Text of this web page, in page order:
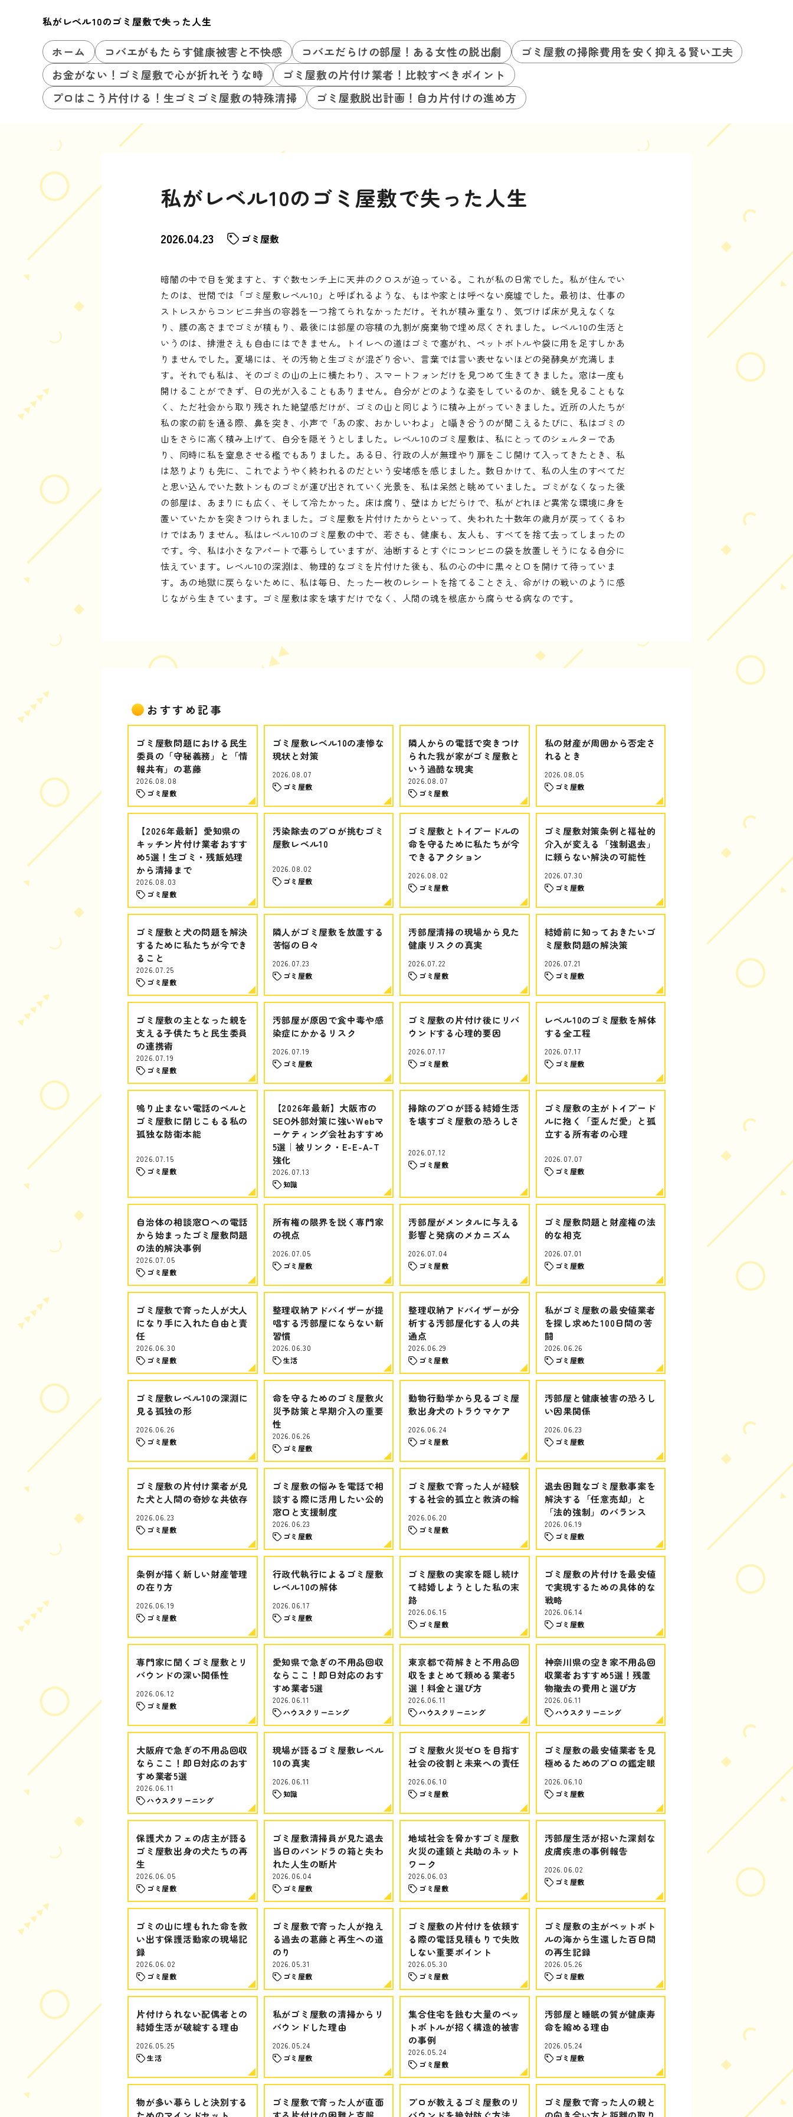
私がレベル10のゴミ屋敷で失った人生
ホーム コバエがもたらす健康被害と不快感 コバエだらけの部屋！ある女性の脱出劇
ゴミ屋敷の掃除費用を安く抑える賢い工夫
お金がない！ゴミ屋敷で心が折れそうな時
ゴミ屋敷の片付け業者！比較すべきポイント
プロはこう片付ける！生ゴミゴミ屋敷の特殊清掃
ゴミ屋敷脱出計画！自力片付けの進め方
私がレベル10のゴミ屋敷で失った人生
2026.04.23 ゴミ屋敷
暗闇の中で目を覚ますと、すぐ数センチ上に天井のクロスが迫っている。これが私の日常でした。私が住んでい
たのは、世間では「ゴミ屋敷レベル10」と呼ばれるような、もはや家とは呼べない廃墟でした。最初は、仕事の
ストレスからコンビニ弁当の容器を一つ捨てられなかっただけ。それが積み重なり、気づけば床が見えなくな
り、腰の高さまでゴミが積もり、最後には部屋の容積の九割が廃棄物で埋め尽くされました。レベル10の生活と
いうのは、排泄さえも自由にはできません。トイレへの道はゴミで塞がれ、ペットボトルや袋に用を足すしかあ
りませんでした。夏場には、その汚物と生ゴミが混ざり合い、言葉では言い表せないほどの発酵臭が充満しま
す。それでも私は、そのゴミの山の上に横たわり、スマートフォンだけを見つめて生きてきました。窓は一度も
開けることができず、日の光が入ることもありません。自分がどのような姿をしているのか、鏡を見ることもな
く、ただ社会から取り残された絶望感だけが、ゴミの山と同じように積み上がっていきました。近所の人たちが
私の家の前を通る際、鼻を突き、小声で「あの家、おかしいわよ」と囁き合うのが聞こえるたびに、私はゴミの
山をさらに高く積み上げて、自分を隠そうとしました。レベル10のゴミ屋敷は、私にとってのシェルターであ
り、同時に私を窒息させる檻でもありました。ある日、行政の人が無理やり扉をこじ開けて入ってきたとき、私
は怒りよりも先に、これでようやく終われるのだという安堵感を感じました。数日かけて、私の人生のすべてだ
と思い込んでいた数トンものゴミが運び出されていく光景を、私は呆然と眺めていました。ゴミがなくなった後
の部屋は、あまりにも広く、そして冷たかった。床は腐り、壁はカビだらけで、私がどれほど異常な環境に身を
置いていたかを突きつけられました。ゴミ屋敷を片付けたからといって、失われた十数年の歳月が戻ってくるわ
けではありません。私はレベル10のゴミ屋敷の中で、若さも、健康も、友人も、すべてを捨て去ってしまったの
です。今、私は小さなアパートで暮らしていますが、油断するとすぐにコンビニの袋を放置しそうになる自分に
怯えています。レベル10の深淵は、物理的なゴミを片付けた後も、私の心の中に黒々と口を開けて待っていま
す。あの地獄に戻らないために、私は毎日、たった一枚のレシートを捨てることさえ、命がけの戦いのように感
じながら生きています。ゴミ屋敷は家を壊すだけでなく、人間の魂を根底から腐らせる病なのです。
おすすめ記事
ゴミ屋敷問題における民生
委員の「守秘義務」と「情
報共有」の葛藤
2026.08.08
ゴミ屋敷
ゴミ屋敷レベル10の凄惨な
現状と対策
2026.08.07
ゴミ屋敷
隣人からの電話で突きつけ
られた我が家がゴミ屋敷と
いう過酷な現実
2026.08.07
ゴミ屋敷
私の財産が周囲から否定さ
れるとき
2026.08.05
ゴミ屋敷
【2026年最新】愛知県の
キッチン片付け業者おすす
め5選！生ゴミ・残飯処理
から清掃まで
2026.08.03
ゴミ屋敷
汚染除去のプロが挑むゴミ
屋敷レベル10
2026.08.02
ゴミ屋敷
ゴミ屋敷とトイプードルの
命を守るために私たちが今
できるアクション
2026.08.02
ゴミ屋敷
ゴミ屋敷対策条例と福祉的
介入が変える「強制退去」
に頼らない解決の可能性
2026.07.30
ゴミ屋敷
ゴミ屋敷と犬の問題を解決
するために私たちが今でき
ること
2026.07.25
ゴミ屋敷
隣人がゴミ屋敷を放置する
苦悩の日々
2026.07.23
ゴミ屋敷
汚部屋清掃の現場から見た
健康リスクの真実
2026.07.22
ゴミ屋敷
結婚前に知っておきたいゴ
ミ屋敷問題の解決策
2026.07.21
ゴミ屋敷
ゴミ屋敷の主となった親を
支える子供たちと民生委員
の連携術
2026.07.19
ゴミ屋敷
汚部屋が原因で食中毒や感
染症にかかるリスク
2026.07.19
ゴミ屋敷
ゴミ屋敷の片付け後にリバ
ウンドする心理的要因
2026.07.17
ゴミ屋敷
レベル10のゴミ屋敷を解体
する全工程
2026.07.17
ゴミ屋敷
鳴り止まない電話のベルと
ゴミ屋敷に閉じこもる私の
孤独な防衛本能
2026.07.15
ゴミ屋敷
【2026年最新】大阪市の
SEO外部対策に強いWebマ
ーケティング会社おすすめ
5選｜被リンク・E-E-A-T
強化
2026.07.13
知識
掃除のプロが語る結婚生活
を壊すゴミ屋敷の恐ろしさ
2026.07.12
ゴミ屋敷
ゴミ屋敷の主がトイプード
ルに抱く「歪んだ愛」と孤
立する所有者の心理
2026.07.07
ゴミ屋敷
自治体の相談窓口への電話
から始まったゴミ屋敷問題
の法的解決事例
2026.07.05
ゴミ屋敷
所有権の限界を説く専門家
の視点
2026.07.05
ゴミ屋敷
汚部屋がメンタルに与える
影響と発病のメカニズム
2026.07.04
ゴミ屋敷
ゴミ屋敷問題と財産権の法
的な相克
2026.07.01
ゴミ屋敷
ゴミ屋敷で育った人が大人
になり手に入れた自由と責
任
2026.06.30
ゴミ屋敷
整理収納アドバイザーが提
唱する汚部屋にならない新
習慣
2026.06.30
生活
整理収納アドバイザーが分
析する汚部屋化する人の共
通点
2026.06.29
ゴミ屋敷
私がゴミ屋敷の最安値業者
を探し求めた100日間の苦
闘
2026.06.26
ゴミ屋敷
ゴミ屋敷レベル10の深淵に
見る孤独の形
2026.06.26
ゴミ屋敷
命を守るためのゴミ屋敷火
災予防策と早期介入の重要
性
2026.06.26
ゴミ屋敷
動物行動学から見るゴミ屋
敷出身犬のトラウマケア
2026.06.24
ゴミ屋敷
汚部屋と健康被害の恐ろし
い因果関係
2026.06.23
ゴミ屋敷
ゴミ屋敷の片付け業者が見
た犬と人間の奇妙な共依存
2026.06.23
ゴミ屋敷
ゴミ屋敷の悩みを電話で相
談する際に活用したい公的
窓口と支援制度
2026.06.23
ゴミ屋敷
ゴミ屋敷で育った人が経験
する社会的孤立と救済の輪
2026.06.20
ゴミ屋敷
退去困難なゴミ屋敷事案を
解決する「任意売却」と
「法的強制」のバランス
2026.06.19
ゴミ屋敷
条例が描く新しい財産管理
の在り方
2026.06.19
ゴミ屋敷
行政代執行によるゴミ屋敷
レベル10の解体
2026.06.17
ゴミ屋敷
ゴミ屋敷の実家を隠し続け
て結婚しようとした私の末
路
2026.06.15
ゴミ屋敷
ゴミ屋敷の片付けを最安値
で実現するための具体的な
戦略
2026.06.14
ゴミ屋敷
専門家に聞くゴミ屋敷とリ
バウンドの深い関係性
2026.06.12
ゴミ屋敷
愛知県で急ぎの不用品回収
ならここ！即日対応のおす
すめ業者5選
2026.06.11
ハウスクリーニング
東京都で荷解きと不用品回
収をまとめて頼める業者5
選！料金と選び方
2026.06.11
ハウスクリーニング
神奈川県の空き家不用品回
収業者おすすめ5選！残置
物撤去の費用と選び方
2026.06.11
ハウスクリーニング
大阪府で急ぎの不用品回収
ならここ！即日対応のおす
すめ業者5選
2026.06.11
ハウスクリーニング
現場が語るゴミ屋敷レベル
10の真実
2026.06.11
知識
ゴミ屋敷火災ゼロを目指す
社会の役割と未来への責任
2026.06.10
ゴミ屋敷
ゴミ屋敷の最安値業者を見
極めるためのプロの鑑定眼
2026.06.10
ゴミ屋敷
保護犬カフェの店主が語る
ゴミ屋敷出身の犬たちの再
生
2026.06.05
ゴミ屋敷
ゴミ屋敷清掃員が見た退去
当日のパンドラの箱と失わ
れた人生の断片
2026.06.04
ゴミ屋敷
地域社会を脅かすゴミ屋敷
火災の連鎖と共助のネット
ワーク
2026.06.03
ゴミ屋敷
汚部屋生活が招いた深刻な
皮膚疾患の事例報告
2026.06.02
ゴミ屋敷
ゴミの山に埋もれた命を救
い出す保護活動家の現場記
録
2026.06.02
ゴミ屋敷
ゴミ屋敷で育った人が抱え
る過去の葛藤と再生への道
のり
2026.05.31
ゴミ屋敷
ゴミ屋敷の片付けを依頼す
る際の電話見積もりで失敗
しない重要ポイント
2026.05.30
ゴミ屋敷
ゴミ屋敷の主がペットボト
ルの海から生還した百日間
の再生記録
2026.05.26
ゴミ屋敷
片付けられない配偶者との
結婚生活が破綻する理由
2026.05.25
生活
私がゴミ屋敷の清掃からリ
バウンドした理由
2026.05.24
ゴミ屋敷
集合住宅を蝕む大量のペッ
トボトルが招く構造的被害
の事例
2026.05.24
ゴミ屋敷
汚部屋と睡眠の質が健康寿
命を縮める理由
2026.05.24
ゴミ屋敷
物が多い暮らしと決別する
ゴミ屋敷で育った人が直面
プロが教えるゴミ屋敷のリ
ゴミ屋敷で育った人の親と